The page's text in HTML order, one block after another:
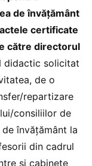
de învăţământ
certificate
către directorul
didactic solicitat
de o
repartizare
consiliilor de
învăţământ la
din cadrul
și cabinete